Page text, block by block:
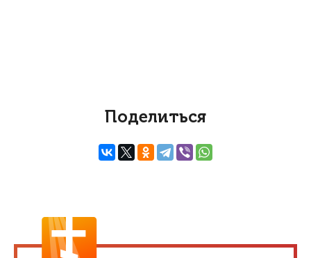
Поделиться